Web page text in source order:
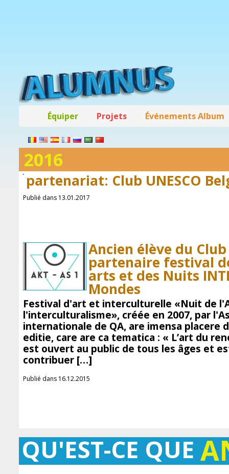
Équiper Projets Événements Album
2016
partenariat: Club UNESCO
Publié dans 13.01.2017
Ancien élève du Club
partenaire festival
arts et des Nuits
Mondes
Festival d'art et interculturelle «Nuit de
l'interculturalisme», créée en 2007, par
internationale de QA, are imensa placere
editie, care are ca tematica : « L’art du
est ouvert au public de tous les âges et
contribuer […]
Publié dans 16.12.2015
QU'EST-CE QUE